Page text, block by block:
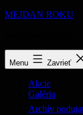
Prejsť
MEJDAN ROKU
Menu Zavrieť
Akcie
Galéria
Archív